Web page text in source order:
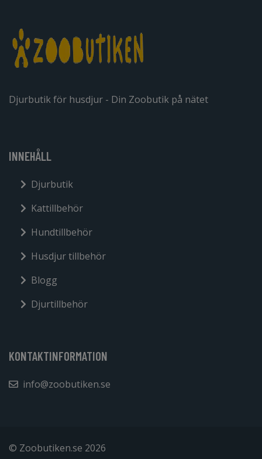
Djurbutik för husdjur - Din Zoobutik på nätet
INNEHÅLL
Djurbutik
Kattillbehör
Hundtillbehör
Husdjur tillbehör
Blogg
Djurtillbehör
KONTAKTINFORMATION
info@zoobutiken.se
© Zoobutiken.se 2026